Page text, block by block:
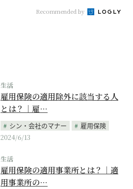
Recommended by
生活
雇用保険の適用除外に該当する人
とは？｜雇…
シン・会社のマナー
雇用保険
2024/6/13
生活
雇用保険の適用事業所とは？｜適
用事業所の…